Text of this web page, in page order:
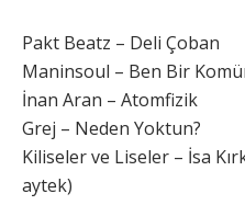
Pakt Beatz – Deli Çoban
Maninsoul – Ben Bir
İnan Aran – Atomfizik
Grej – Neden Yoktun?
Kiliseler ve Liseler – İsa
aytek)